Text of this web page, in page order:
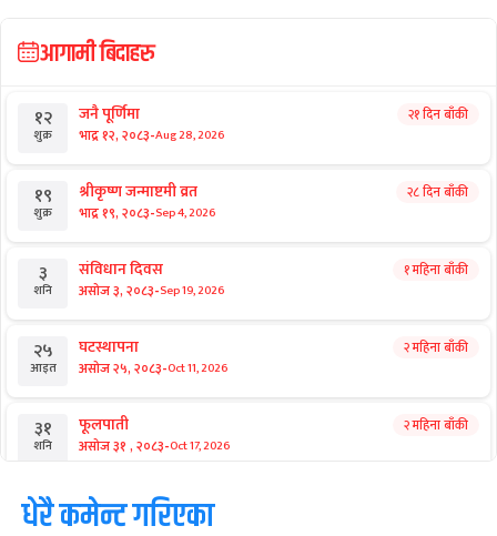
आगामी बिदाहरु
१२
शुक्र
जनै पूर्णिमा
भाद्र १२, २०८३-Aug 28, 2026
२१ दिन बाँकी
१९
शुक्र
श्रीकृष्ण जन्माष्टमी व्रत
भाद्र १९, २०८३-Sep 4, 2026
२८ दिन बाँकी
३
शनि
संविधान दिवस
असोज ३, २०८३-Sep 19, 2026
१ महिना बाँकी
२५
आइत
घटस्थापना
असोज २५, २०८३-Oct 11, 2026
२ महिना बाँकी
३१
शनि
फूलपाती
असोज ३१ , २०८३-Oct 17, 2026
२ महिना बाँकी
१
आइत
कार्तिक सङ्क्रान्ति
कार्तिक १, २०८३-Oct 18, 2026
धेरै कमेन्ट गरिएका